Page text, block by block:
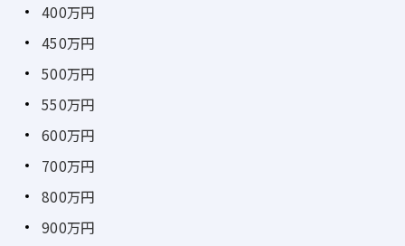
400万円
450万円
500万円
550万円
600万円
700万円
800万円
900万円